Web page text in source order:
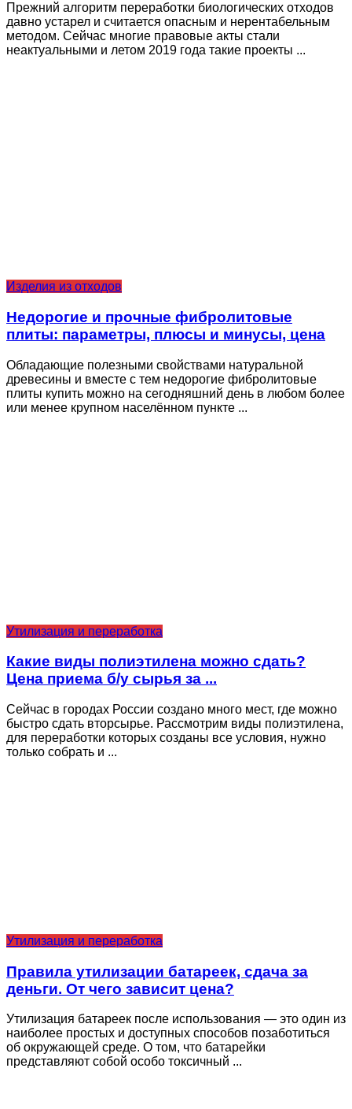
Прежний алгоритм переработки биологических отходов
давно устарел и считается опасным и нерентабельным
методом. Сейчас многие правовые акты стали
неактуальными и летом 2019 года такие проекты ...
Изделия из отходов
Недорогие и прочные фибролитовые
плиты: параметры, плюсы и минусы, цена
Обладающие полезными свойствами натуральной
древесины и вместе с тем недорогие фибролитовые
плиты купить можно на сегодняшний день в любом более
или менее крупном населённом пункте ...
Утилизация и переработка
Какие виды полиэтилена можно сдать?
Цена приема б/у сырья за ...
Сейчас в городах России создано много мест, где можно
быстро сдать вторсырье. Рассмотрим виды полиэтилена,
для переработки которых созданы все условия, нужно
только собрать и ...
Утилизация и переработка
Правила утилизации батареек, сдача за
деньги. От чего зависит цена?
Утилизация батареек после использования — это один из
наиболее простых и доступных способов позаботиться
об окружающей среде. О том, что батарейки
представляют собой особо токсичный ...